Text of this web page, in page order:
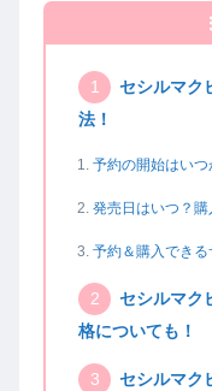
セシルマク
法！
予約の開始はいつ
発売日はいつ？購
予約＆購入できる
セシルマク
格についても！
セシルマク